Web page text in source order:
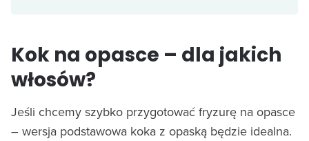
Kok na opasce – dla jakich
włosów?
Jeśli chcemy szybko przygotować fryzurę na opasce
– wersja podstawowa koka z opaską będzie idealna.